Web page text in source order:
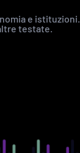
e istituzioni.
testate.